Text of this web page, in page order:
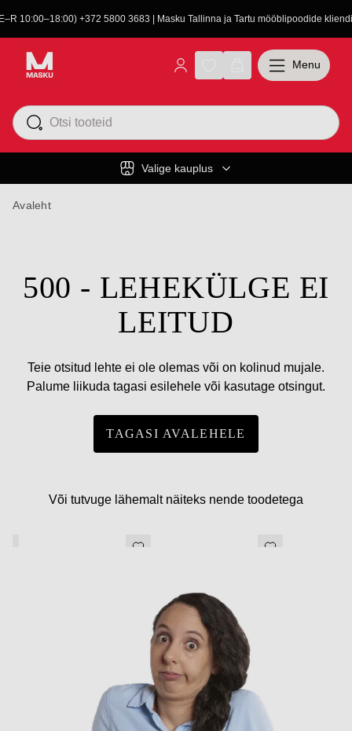
10:00–18:00) +372 5800 3683 | Masku Tallinna ja Tartu mööblipoodide
Valige kauplus
Menu
Avaleht
500 - LEHEKÜLGE EI
LEITUD
Teie otsitud lehte ei ole olemas või on kolinud mujale.
Palume liikuda tagasi esilehele või kasutage otsingut.
TAGASI AVALEHELE
Või tutvuge lähemalt näiteks nende toodetega